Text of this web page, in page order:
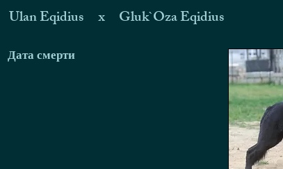
Ulan Eqidius x Gluk`Oza Eqidius
Дата смерти